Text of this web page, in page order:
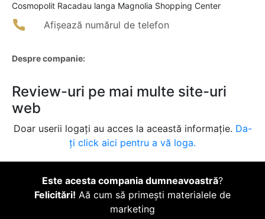
Cosmopolit Racadau langa Magnolia Shopping Center
Afișează numărul de telefon
Despre companie:
Review-uri pe mai multe site-uri
web
Doar userii logați au acces la această informație. Da-
ți click aici pentru a vă loga.
Este acesta compania dumneavoastră?
Felicitări! Aă cum să primești materialele de
marketing